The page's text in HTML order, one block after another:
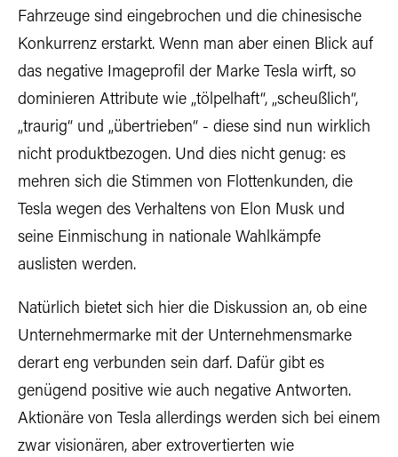
Fahrzeuge sind eingebrochen und die chinesische
Konkurrenz erstarkt. Wenn man aber einen Blick auf
das negative Imageprofil der Marke Tesla wirft, so
dominieren Attribute wie „tölpelhaft“, „scheußlich“,
„traurig“ und „übertrieben“ - diese sind nun wirklich
nicht produktbezogen. Und dies nicht genug: es
mehren sich die Stimmen von Flottenkunden, die
Tesla wegen des Verhaltens von Elon Musk und
seine Einmischung in nationale Wahlkämpfe
auslisten werden.
Natürlich bietet sich hier die Diskussion an, ob eine
Unternehmermarke mit der Unternehmensmarke
derart eng verbunden sein darf. Dafür gibt es
genügend positive wie auch negative Antworten.
Aktionäre von Tesla allerdings werden sich bei einem
zwar visionären, aber extrovertierten wie